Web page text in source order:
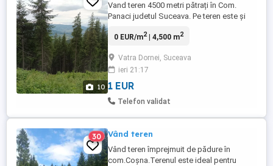
10
Vand teren 4500 metri pătrați în Com.
Panaci judetul Suceava. Pe teren este și
probleme. Terenul este intabulat toate
cabanuta sau altceva, se poate pune o
caravană ( rulota) sau un container etc,
pentru odihna,relaxare, ...
0 EUR/m2| 4,500 m2
Vatra Dornei, Suceava
ieri 21:17
1 EUR
Telefon validat
30 Vând teren
Vând teren împrejmuit de pădure în
com.Coșna.Terenul este ideal pentru